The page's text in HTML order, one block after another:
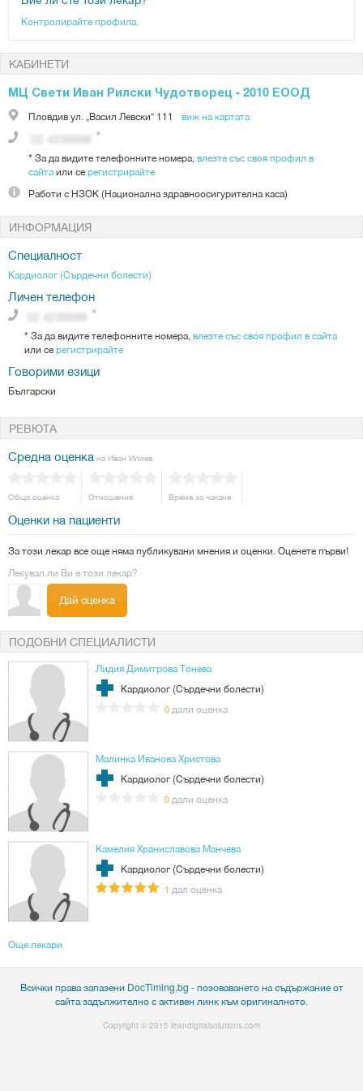
Контролирайте профила.
КАБИНЕТИ
МЦ Свети Иван Рилски Чудотворец - 2010 ЕООД
Пловдивул. „Васил Левски“ 111 виж на картата
* За да видите телефонните номера, влезте със своя профил в
сайтаили серегистрирайте
Работи с НЗОК (Национална здравноосигурителна каса)
ИНФОРМАЦИЯ
Специалност
Кардиолог (Сърдечни болести)
Личен телефон
* За да видите телефонните номера, влезте със своя профил в сайта
или серегистрирайте
Говорими езици
Български
РЕВЮТА
Средна оценка на Иван Илиев
Обща оценка Отношение Време за чакане
Оценки на пациенти
За този лекар все още няма публикувани мнения и оценки. Оценете първи!
Лекувал ли Ви е този лекар?
Дай оценка
ПОДОБНИ СПЕЦИАЛИСТИ
Лидия Димитрова Тонева
Кардиолог (Сърдечни болести)
0 дали оценка
Малинка Иванова Христова
Кардиолог (Сърдечни болести)
0 дали оценка
Камелия Храниславова Манчева
Кардиолог (Сърдечни болести)
1 дал оценка
Още лекари
Всички права запазени DocTiming.bg - позоваването на съдържание от
сайта задължително с активен линк към оригиналното.
Copyright © 2015 leandigitalsolutions.com